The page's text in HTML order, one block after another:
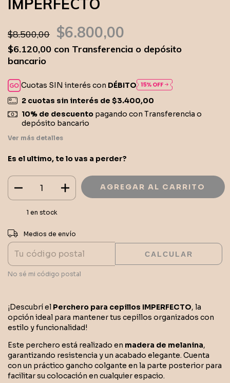
IMPERFECTO
$8.500,00 $6.800,00
$6.120,00 con Transferencia o depósito
bancario
Cuotas SIN interés con DÉBITO
2 cuotas sin interés de $3.400,00
10% de descuentopagando con Transferencia o
depósito bancario
Ver más detalles
Es el ultimo, te lo vas a perder?
1 en stock
Entregas para el CP:
Medios de envío
CALCULAR
No sé mi código postal
¡Descubrí el Perchero para cepillos IMPERFECTO, la
opción ideal para mantener tus cepillos organizados con
estilo y funcionalidad!
Este perchero está realizado en madera de melanina,
garantizando resistencia y un acabado elegante. Cuenta
con un práctico gancho colgante en la parte posterior para
facilitar su colocación en cualquier espacio.